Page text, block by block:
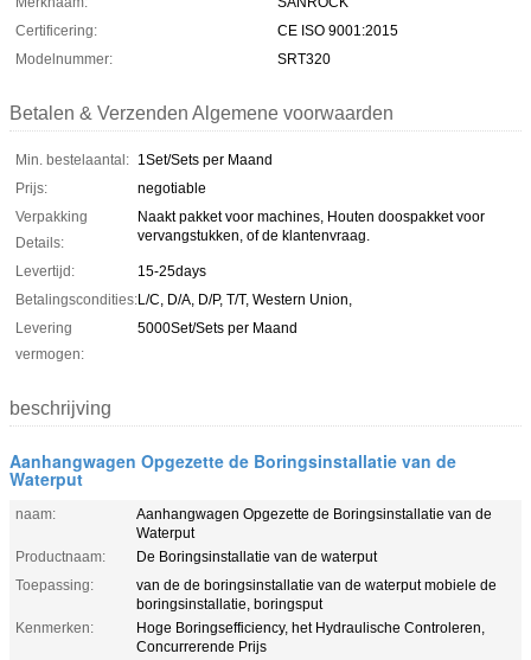
Certificering:
CE ISO 9001:2015
Modelnummer:
SRT320
Betalen & Verzenden Algemene voorwaarden
Min. bestelaantal: 1Set/Sets per Maand
Prijs:
negotiable
Verpakking
Details:
Naakt pakket voor machines, Houten doospakket voor
vervangstukken, of de klantenvraag.
Levertijd:
15-25days
Betalingscondities:L/C, D/A, D/P, T/T, Western Union,
Levering
vermogen:
5000Set/Sets per Maand
beschrijving
Aanhangwagen Opgezette de Boringsinstallatie van de
Waterput
naam:
Aanhangwagen Opgezette de Boringsinstallatie van de
Waterput
Productnaam:
De Boringsinstallatie van de waterput
Toepassing:
van de de boringsinstallatie van de waterput mobiele de
boringsinstallatie, boringsput
Kenmerken:
Hoge Boringsefficiency, het Hydraulische Controleren,
Concurrerende Prijs